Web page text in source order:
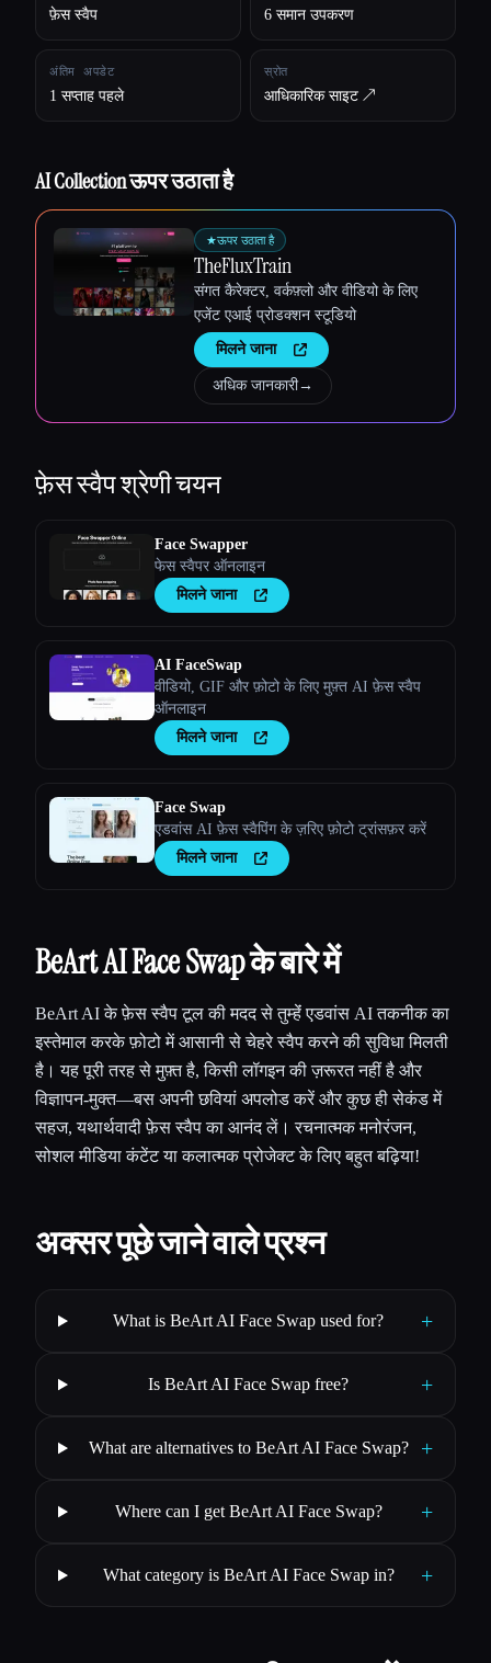
फ़ेस स्वैप 6 समान उपकरण
अंतिम अपडेट
1 सप्ताह पहले
स्रोत
आधिकारिक साइट ↗︎
AI Collection ऊपर उठाता है
★ऊपर उठाता है
TheFluxTrain
संगत कैरेक्टर, वर्कफ़्लो और वीडियो के लिए
एजेंट एआई प्रोडक्शन स्टूडियो
मिलने जाना
अधिक जानकारी→
फ़ेस स्वैपश्रेणी चयन
Face Swapper
फेस स्वैपर ऑनलाइन
मिलने जाना
AI FaceSwap
वीडियो, GIF और फ़ोटो के लिए मुफ़्त AI फ़ेस स्वैप
ऑनलाइन
मिलने जाना
Face Swap
एडवांस AI फ़ेस स्वैपिंग के ज़रिए फ़ोटो ट्रांसफ़र करें
मिलने जाना
BeArt AI Face Swap के बारे में
BeArt AI के फ़ेस स्वैप टूल की मदद से तुम्हेंं एडवांस AI तकनीक का
इस्तेमाल करके फ़ोटो में आसानी से चेहरे स्वैप करने की सुविधा मिलती
है। यह पूरी तरह से मुफ़्त है, किसी लॉगइन की ज़रूरत नहीं है और
विज्ञापन-मुक्त—बस अपनी छवियां अपलोड करें और कुछ ही सेकंड में
सहज, यथार्थवादी फ़ेस स्वैप का आनंद लें। रचनात्मक मनोरंजन,
सोशल मीडिया कंटेंट या कलात्मक प्रोजेक्ट के लिए बहुत बढ़िया!
अक्सर पूछे जाने वाले प्रश्न
What is BeArt AI Face Swap used for? +
Is BeArt AI Face Swap free? +
What are alternatives to BeArt AI Face Swap? +
Where can I get BeArt AI Face Swap? +
What category is BeArt AI Face Swap in? +